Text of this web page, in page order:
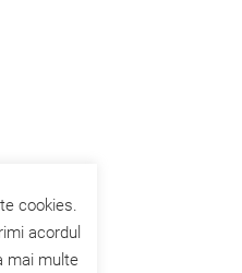
cookies.
acordul
mai multe